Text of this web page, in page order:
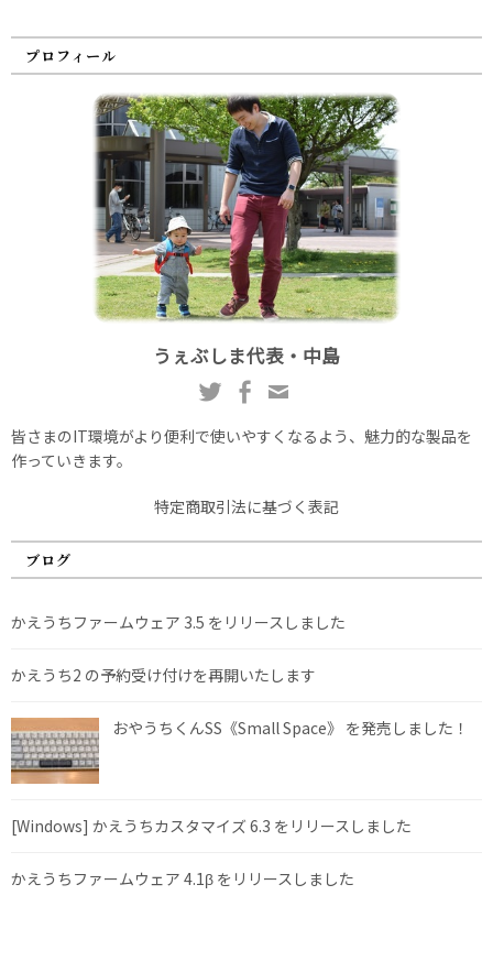
プロフィール
うぇぶしま代表・中島
皆さまのIT環境がより便利で使いやすくなるよう、魅力的な製品を
作っていきます。
特定商取引法に基づく表記
ブログ
かえうちファームウェア 3.5 をリリースしました
かえうち2 の予約受け付けを再開いたします
おやうちくんSS《Small Space》 を発売しました！
[Windows] かえうちカスタマイズ 6.3 をリリースしました
かえうちファームウェア 4.1β をリリースしました